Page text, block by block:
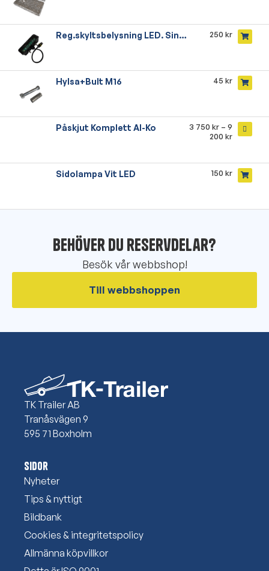
Reg.skyltsbelysning LED. Singel 250kr
Hylsa+Bult M16 45kr
Påskjut Komplett Al-Ko 3 750kr – 9
200kr
Sidolampa Vit LED 150kr
Behöver du reservdelar?
Besök vår webbshop!
Till webbshoppen
TK Trailer AB
Tranåsvägen 9
595 71 Boxholm
Sidor
Nyheter
Tips & nyttigt
Bildbank
Cookies & integritetspolicy
Allmänna köpvillkor